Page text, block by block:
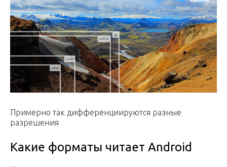
Примерно так дифференциируются разные
разрешения
Какие форматы читает Android